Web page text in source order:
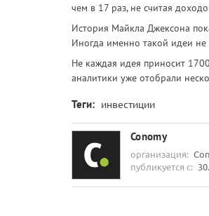
чем в 17 раз, не считая
История Майкла Джексона
Иногда именно такой идеи не
Не каждая идея приносит
аналитики уже отобрали
Теги: инвестиции
Conomy
организация:
публикуется с: